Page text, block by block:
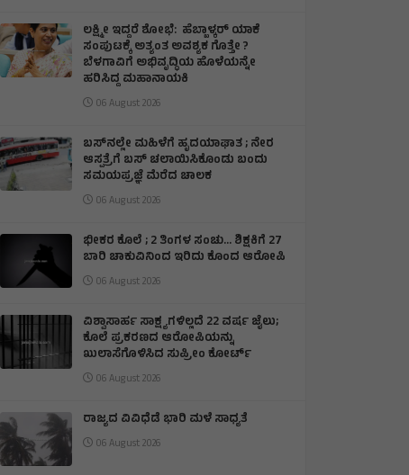
ಲಕ್ಷ್ಮೀ ಇದ್ದರೆ ಶೋಭೆ: ಹೆಬ್ಬಾಳ್ಕರ್ ಯಾಕೆ
ಸಂಪುಟಕ್ಕೆ ಅತ್ಯಂತ ಅವಶ್ಯಕ ಗೊತ್ತೇ ?
ಬೆಳಗಾವಿಗೆ ಅಭಿವೃದ್ಧಿಯ ಹೊಳೆಯನ್ನೇ
ಹರಿಸಿದ್ದ ಮಹಾನಾಯಕಿ
06 August 2026
ಬಸ್‌ನಲ್ಲೇ ಮಹಿಳೆಗೆ ಹೃದಯಾಘಾತ ; ನೇರ
ಆಸ್ಪತ್ರೆಗೆ ಬಸ್‌ ಚಲಾಯಿಸಿಕೊಂಡು ಬಂದು
ಸಮಯಪ್ರಜ್ಞೆ ಮೆರೆದ ಚಾಲಕ
06 August 2026
ಭೀಕರ ಕೊಲೆ ; 2 ತಿಂಗಳ ಸಂಚು… ಶಿಕ್ಷಕಿಗೆ 27
ಬಾರಿ ಚಾಕುವಿನಿಂದ ಇರಿದು ಕೊಂದ ಆರೋಪಿ
06 August 2026
ವಿಶ್ವಾಸಾರ್ಹ ಸಾಕ್ಷ್ಯಗಳಿಲ್ಲದೆ 22 ವರ್ಷ ಜೈಲು;
ಕೊಲೆ ಪ್ರಕರಣದ ಆರೋಪಿಯನ್ನು
ಖುಲಾಸೆಗೊಳಿಸಿದ ಸುಪ್ರೀಂ ಕೋರ್ಟ್
06 August 2026
ರಾಜ್ಯದ ವಿವಿಧೆಡೆ ಭಾರಿ ಮಳೆ ಸಾಧ್ಯತೆ
06 August 2026